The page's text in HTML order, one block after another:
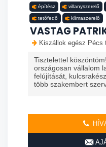
építész villanyszerelő
tetőfedő klímaszerelő
VASTAG
Kiszállok egész Pécs
Tisztelettel
országosan vállalom
felújítását,
több szakembert